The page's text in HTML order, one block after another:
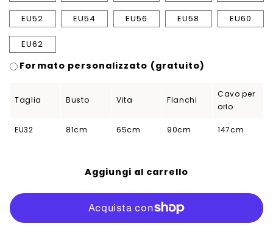
EU52 EU54 EU56 EU58 EU60
EU62
Formato personalizzato (gratuito)
Taglia Busto Vita Fianchi
Cavo per
orlo
EU32 81cm 65cm 90cm 147cm
Aggiungi al carrello